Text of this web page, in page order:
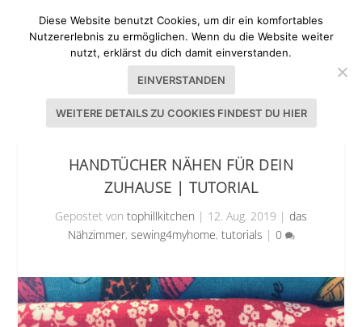
HANDTÜCHER NÄHEN FÜR DEIN
ZUHAUSE | TUTORIAL
Gepostet von tophillkitchen | 12. Aug. 2019 | das
Nähzimmer, sewing4myhome, tutorials | 0
Diese Website benutzt Cookies, um dir ein komfortables
Nutzererlebnis zu ermöglichen. Wenn du die Website weiter
nutzt, erklärst du dich damit einverstanden.
EINVERSTANDEN
WEITERE DETAILS ZU COOKIES FINDEST DU HIER